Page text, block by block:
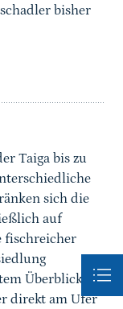
bisher
Taiga bis zu
sich die
auf
fischreicher
Überblick
direkt am Ufer